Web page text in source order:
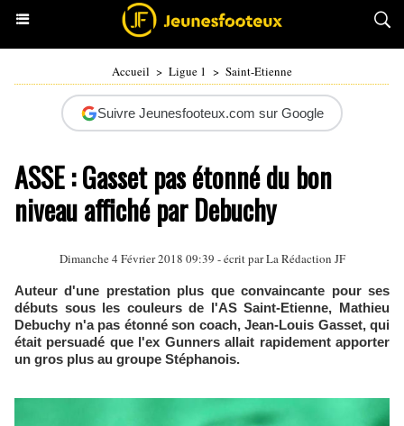
Accueil > Ligue 1 > Saint-Etienne
Suivre Jeunesfooteux.com sur Google
ASSE : Gasset pas étonné du bon
niveau affiché par Debuchy
Dimanche 4 Février 2018 09:39 - écrit par La Rédaction JF
Auteur d'une prestation plus que convaincante pour ses
débuts sous les couleurs de l'AS Saint-Etienne, Mathieu
Debuchy n'a pas étonné son coach, Jean-Louis Gasset, qui
était persuadé que l'ex Gunners allait rapidement apporter
un gros plus au groupe Stéphanois.